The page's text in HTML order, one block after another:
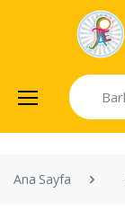
Ana Sayfa